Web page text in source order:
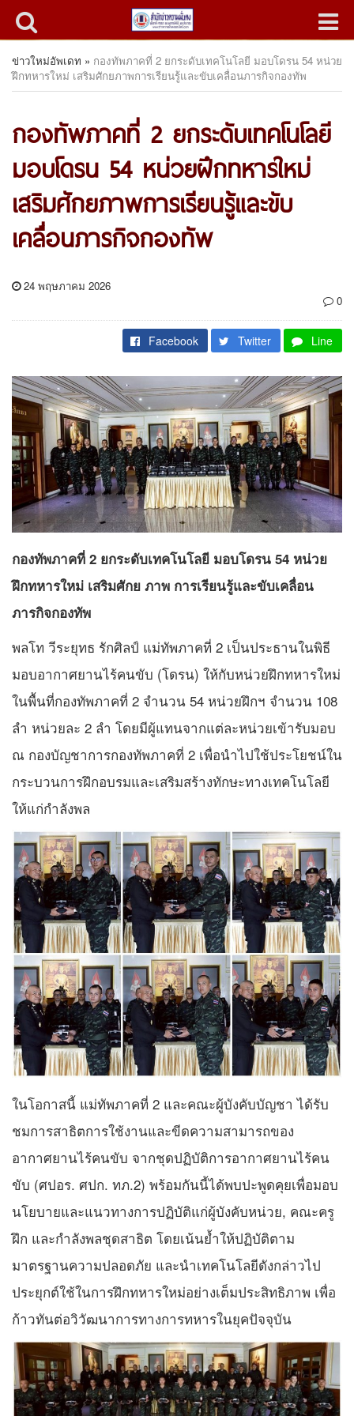
ข่าวใหม่อัพเดท » กองทัพภาคที่ 2 ยกระดับเทคโนโลยี มอบโดรน 54 หน่วย
ฝึกทหารใหม่ เสริมศักยภาพการเรียนรู้และขับเคลื่อนภารกิจกองทัพ
กองทัพภาคที่ 2 ยกระดับเทคโนโลยี
มอบโดรน 54 หน่วยฝึกทหารใหม่
เสริมศักยภาพการเรียนรู้และขับ
เคลื่อนภารกิจกองทัพ
24 พฤษภาคม 2026
0
Facebook Twitter Line
กองทัพภาคที่ 2 ยกระดับเทคโนโลยี มอบโดรน 54 หน่วย
ฝึกทหารใหม่ เสริมศักย ภาพ การเรียนรู้และขับเคลื่อน
ภารกิจกองทัพ
พลโท วีระยุทธ รักศิลป์ แม่ทัพภาคที่ 2 เป็นประธานในพิธี
มอบอากาศยานไร้คนขับ (โดรน) ให้กับหน่วยฝึกทหารใหม่
ในพื้นที่กองทัพภาคที่ 2 จำนวน 54 หน่วยฝึกฯ จำนวน 108
ลำ หน่วยละ 2 ลำ โดยมีผู้แทนจากแต่ละหน่วยเข้ารับมอบ
ณ กองบัญชาการกองทัพภาคที่ 2 เพื่อนำไปใช้ประโยชน์ใน
กระบวนการฝึกอบรมและเสริมสร้างทักษะทางเทคโนโลยี
ให้แก่กำลังพล
ในโอกาสนี้ แม่ทัพภาคที่ 2 และคณะผู้บังคับบัญชา ได้รับ
ชมการสาธิตการใช้งานและขีดความสามารถของ
อากาศยานไร้คนขับ จากชุดปฏิบัติการอากาศยานไร้คน
ขับ (ศปอร. ศปก. ทภ.2) พร้อมกันนี้ได้พบปะพูดคุยเพื่อมอบ
นโยบายและแนวทางการปฏิบัติแก่ผู้บังคับหน่วย, คณะครู
ฝึก และกำลังพลชุดสาธิต โดยเน้นย้ำให้ปฏิบัติตาม
มาตรฐานความปลอดภัย และนำเทคโนโลยีดังกล่าวไป
ประยุกต์ใช้ในการฝึกทหารใหม่อย่างเต็มประสิทธิภาพ เพื่อ
ก้าวทันต่อวิวัฒนาการทางการทหารในยุคปัจจุบัน